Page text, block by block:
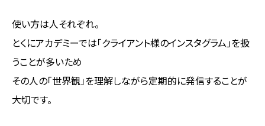
使い方は人それぞれ。
とくにアカデミーでは「クライアント様のインスタグラム」を扱
うことが多いため
その人の「世界観」を理解しながら定期的に発信することが
大切です。